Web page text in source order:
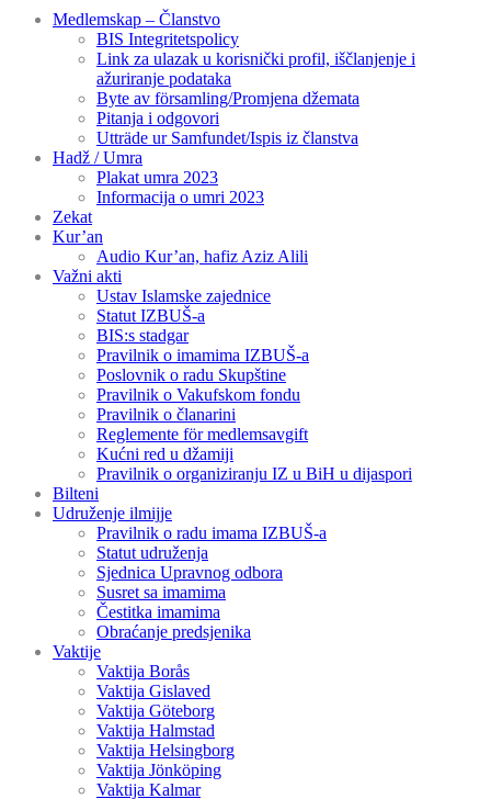
Medlemskap – Članstvo
BIS Integritetspolicy
Link za ulazak u korisnički profil, iščlanjenje i
ažuriranje podataka
Byte av församling/Promjena džemata
Pitanja i odgovori
Utträde ur Samfundet/Ispis iz članstva
Hadž / Umra
Plakat umra 2023
Informacija o umri 2023
Zekat
Kur’an
Audio Kur’an, hafiz Aziz Alili
Važni akti
Ustav Islamske zajednice
Statut IZBUŠ-a
BIS:s stadgar
Pravilnik o imamima IZBUŠ-a
Poslovnik o radu Skupštine
Pravilnik o Vakufskom fondu
Pravilnik o članarini
Reglemente för medlemsavgift
Kućni red u džamiji
Pravilnik o organiziranju IZ u BiH u dijaspori
Bilteni
Udruženje ilmijje
Pravilnik o radu imama IZBUŠ-a
Statut udruženja
Sjednica Upravnog odbora
Susret sa imamima
Čestitka imamima
Obraćanje predsjenika
Vaktije
Vaktija Borås
Vaktija Gislaved
Vaktija Göteborg
Vaktija Halmstad
Vaktija Helsingborg
Vaktija Jönköping
Vaktija Kalmar